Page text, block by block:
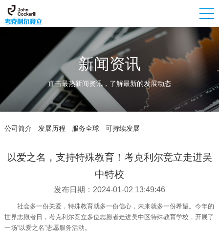
新闻资讯
直击最热新闻资讯，了解最新的发展动态
公司简介 发展历程 服务全球 可持续发展
以爱之名，支持特殊教育！考克利尔竞立走进吴
中特校
发布日期：2024-01-02 13:49:46
社会多一份关爱，特殊教育就多一份信心，未来就多一份希望。今年的
世界志愿者日，考克利尔竞立多位志愿者走进吴中区特殊教育学校，开展了
一场“以爱之名”志愿服务活动。